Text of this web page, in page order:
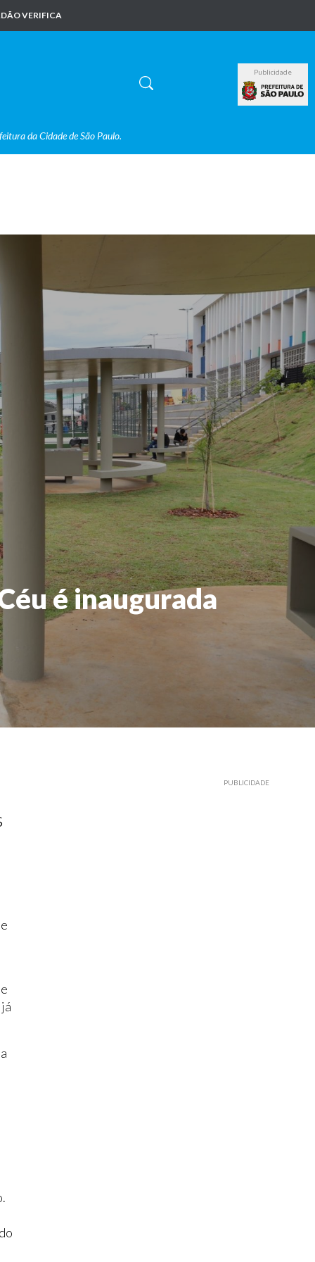
VERIFICA
Publicidade
da Cidade de São Paulo.
é inaugurada
PUBLICIDADE